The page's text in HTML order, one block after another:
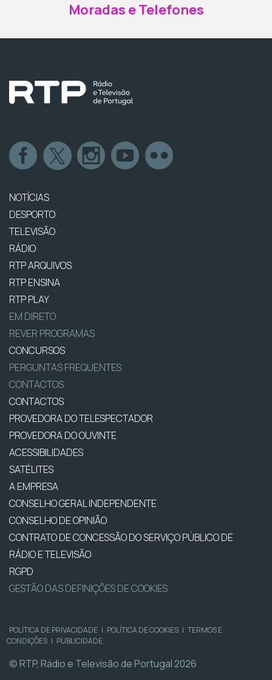
Moradas e Telefones
NOTÍCIAS
DESPORTO
TELEVISÃO
RÁDIO
RTP ARQUIVOS
RTP ENSINA
RTP PLAY
EM DIRETO
REVER PROGRAMAS
CONCURSOS
PERGUNTAS FREQUENTES
CONTACTOS
CONTACTOS
PROVEDORA DO TELESPECTADOR
PROVEDORA DO OUVINTE
ACESSIBILIDADES
SATÉLITES
A EMPRESA
CONSELHO GERAL INDEPENDENTE
CONSELHO DE OPINIÃO
CONTRATO DE CONCESSÃO DO SERVIÇO PÚBLICO DE
RÁDIO E TELEVISÃO
RGPD
GESTÃO DAS DEFINIÇÕES DE COOKIES
POLÍTICA DE PRIVACIDADE | POLÍTICA DE COOKIES | TERMOS E
CONDIÇÕES | PUBLICIDADE
© RTP, Rádio e Televisão de Portugal 2026